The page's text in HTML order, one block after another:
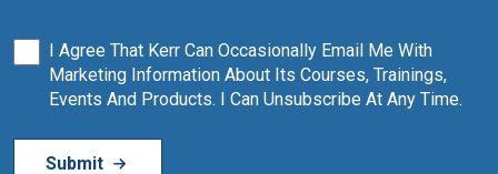
I Agree That Kerr Can Occasionally Email Me With
Marketing Information About Its Courses, Trainings,
Events And Products. I Can Unsubscribe At Any Time.